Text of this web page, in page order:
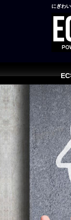
にぎわ